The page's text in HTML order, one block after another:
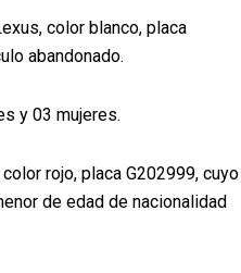
color blanco, placa
abandonado.
y 03 mujeres.
rojo, placa G202999, cuyo
de edad de nacionalidad